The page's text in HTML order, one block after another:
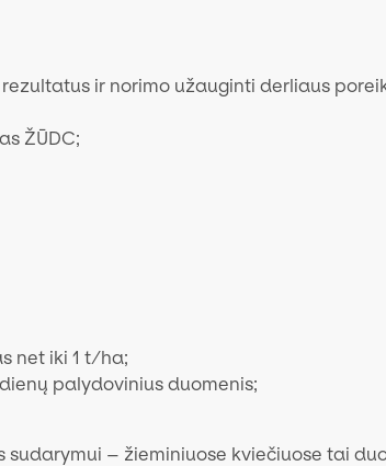
ir norimo užauginti derliaus
ŽŪDC;
net iki 1 t/ha;
palydovinius duomenis;
– žieminiuose kviečiuose tai